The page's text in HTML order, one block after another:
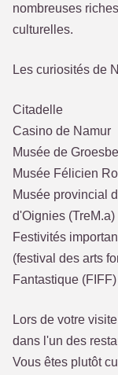
nombreuses
culturelles.
Les curiosités de
Citadelle
Casino de Namur
Musée de
Musée Félicien
Musée provincial
d'Oignies (TreM.a)
Festivités
(festival des arts
Fantastique
Lors de votre
dans l'un des
Vous êtes plutôt